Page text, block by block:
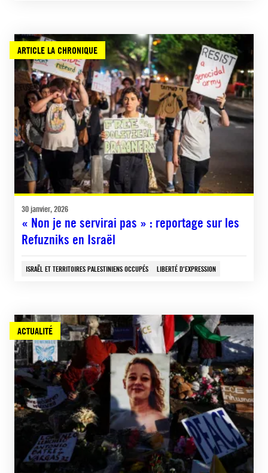
ARTICLE LA CHRONIQUE
30 janvier, 2026
« Non je ne servirai pas » : reportage sur les
Refuzniks en Israël
ISRAËL ET TERRITOIRES PALESTINIENS OCCUPÉS LIBERTÉ D'EXPRESSION
ACTUALITÉ